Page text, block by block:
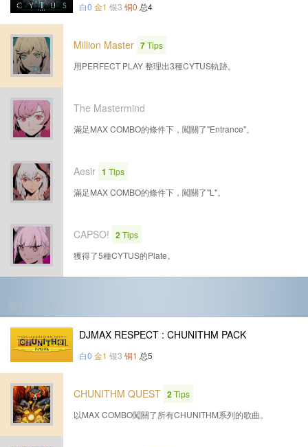
白0 金1 银3 铜0 总4
Million Master 7Tips
用PERFECT PLAY 整理出3種CYTUS軌跡。
The Mastermind
滿足MAX COMBO的條件下，闖關了"Entrance"。
Aesir 1 Tips
滿足MAX COMBO的條件下，闖關了"L"。
CAPSO! 2Tips
獲得了5種CYTUS的Plate。
DJMAX RESPECT : CHUNITHM PACK
白0 金1 银3 铜1 总5
CHUNITHM QUEST 2Tips
以MAX COMBO闖關了所有CHUNITHM系列的歌曲。